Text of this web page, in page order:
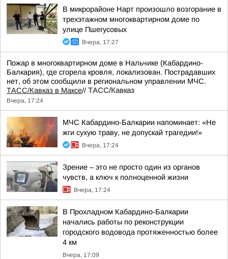
В микрорайоне Нарт произошло возгорание в
трехэтажном многоквартирном доме по
улице Пшегусовых
Вчера, 17:27
Пожар в многоквартирном доме в Нальчике (Кабардино-
Балкария), где сгорела кровля, локализован. Пострадавших
нет, об этом сообщили в региональном управлении МЧС.
ТАСС/Кавказ в Максе// ТАСС/Кавказ
Вчера, 17:24
МЧС Кабардино-Балкарии напоминает: «Не
жги сухую траву, не допускай трагедии!»
Вчера, 17:24
Зрение – это не просто один из органов
чувств, а ключ к полноценной жизни
Вчера, 17:24
В Прохладном Кабардино-Балкарии
начались работы по реконструкции
городского водовода протяженностью более
4 км
Вчера, 17:09